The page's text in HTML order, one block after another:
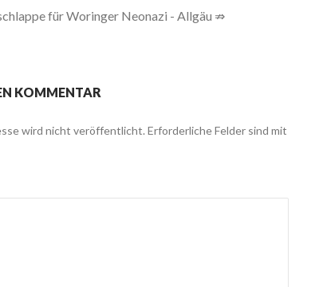
für Woringer Neonazi - Allgäu ⇏
KOMMENTAR
wird nicht veröffentlicht. Erforderliche Felder sind mit